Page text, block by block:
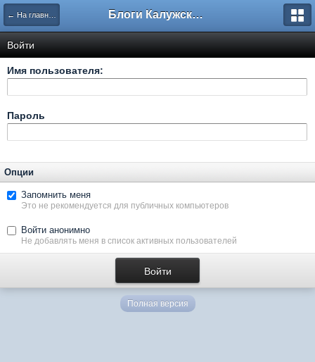
← На главную Блоги Калужского перекрестка
Войти
Имя пользователя:
Пароль
Опции
Запомнить меня
Это не рекомендуется для публичных компьютеров
Войти анонимно
Не добавлять меня в список активных пользователей
Полная версия